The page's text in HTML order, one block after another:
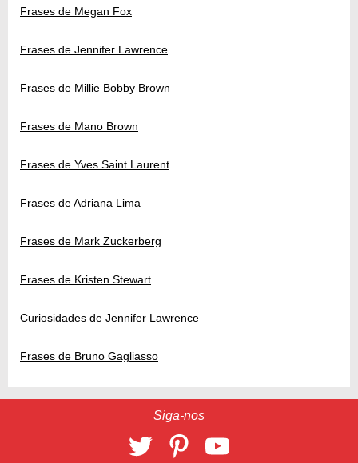
Frases de Megan Fox
Frases de Jennifer Lawrence
Frases de Millie Bobby Brown
Frases de Mano Brown
Frases de Yves Saint Laurent
Frases de Adriana Lima
Frases de Mark Zuckerberg
Frases de Kristen Stewart
Curiosidades de Jennifer Lawrence
Frases de Bruno Gagliasso
Siga-nos